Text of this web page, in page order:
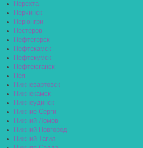
Нерехта
Нерчинск
Нерюнгри
Нестеров
Нефтегорск
Нефтекамск
Нефтекумск
Нефтеюганск
Нея
Нижневартовск
Нижнекамск
Нижнеудинск
Нижние Серги
Нижний Ломов
Нижний Новгород
Нижний Тагил